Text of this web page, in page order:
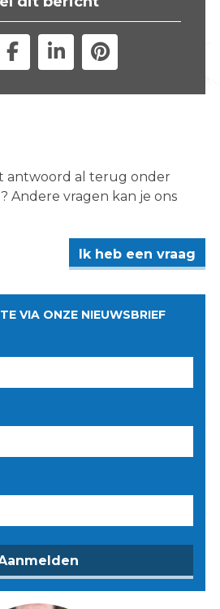
"
antwoord al terug onder
Andere vragen kan je ons
Ik heb een vraag
VIA ONZE NIEUWSBRIEF